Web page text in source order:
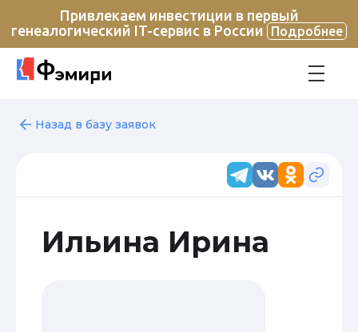
Привлекаем инвестиции в первый
генеалогический IT-сервис в России
Подробнее
Назад в базу заявок
Ильина Ирина